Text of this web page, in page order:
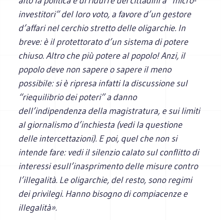
investitori” del loro voto, a favore d’un gestore
d’affari nel cerchio stretto delle oligarchie. In
breve: è il protettorato d’un sistema di potere
chiuso. Altro che più potere al popolo! Anzi, il
popolo deve non sapere o sapere il meno
possibile: si è ripresa infatti la discussione sul
“riequilibrio dei poteri” a danno
dell’indipendenza della magistratura, e sui limiti
al giornalismo d’inchiesta (vedi la questione
delle intercettazioni). E poi, quel che non si
intende fare: vedi il silenzio calato sul conflitto di
interessi esull’inasprimento delle misure contro
l’illegalità. Le oligarchie, del resto, sono regimi
dei privilegi. Hanno bisogno di compiacenze e
illegalità».